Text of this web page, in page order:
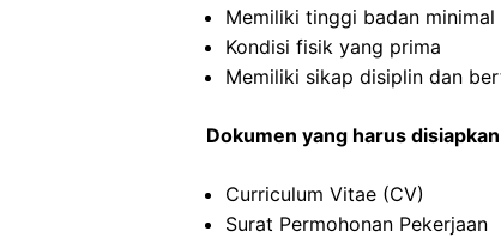
Memiliki tinggi badan
Kondisi fisik yang prima
Memiliki sikap disiplin dan
Dokumen yang harus
Curriculum Vitae (CV)
Surat Permohonan Pekerjaan